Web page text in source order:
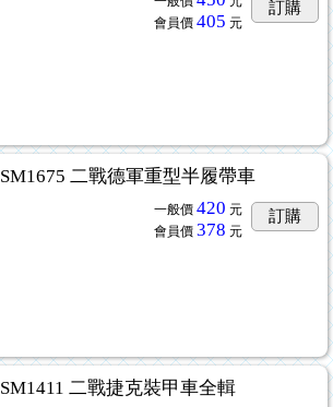
會員價 405 元
訂購
SM1675 二戰德軍重型半履帶車
一般價 420 元
會員價 378 元
訂購
SM1411 二戰捷克裝甲車全輯